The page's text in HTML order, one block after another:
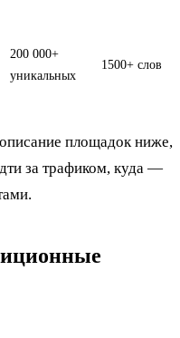
200 000+
уникальных
1500+ слов
площадок ниже,
за трафиком, куда —